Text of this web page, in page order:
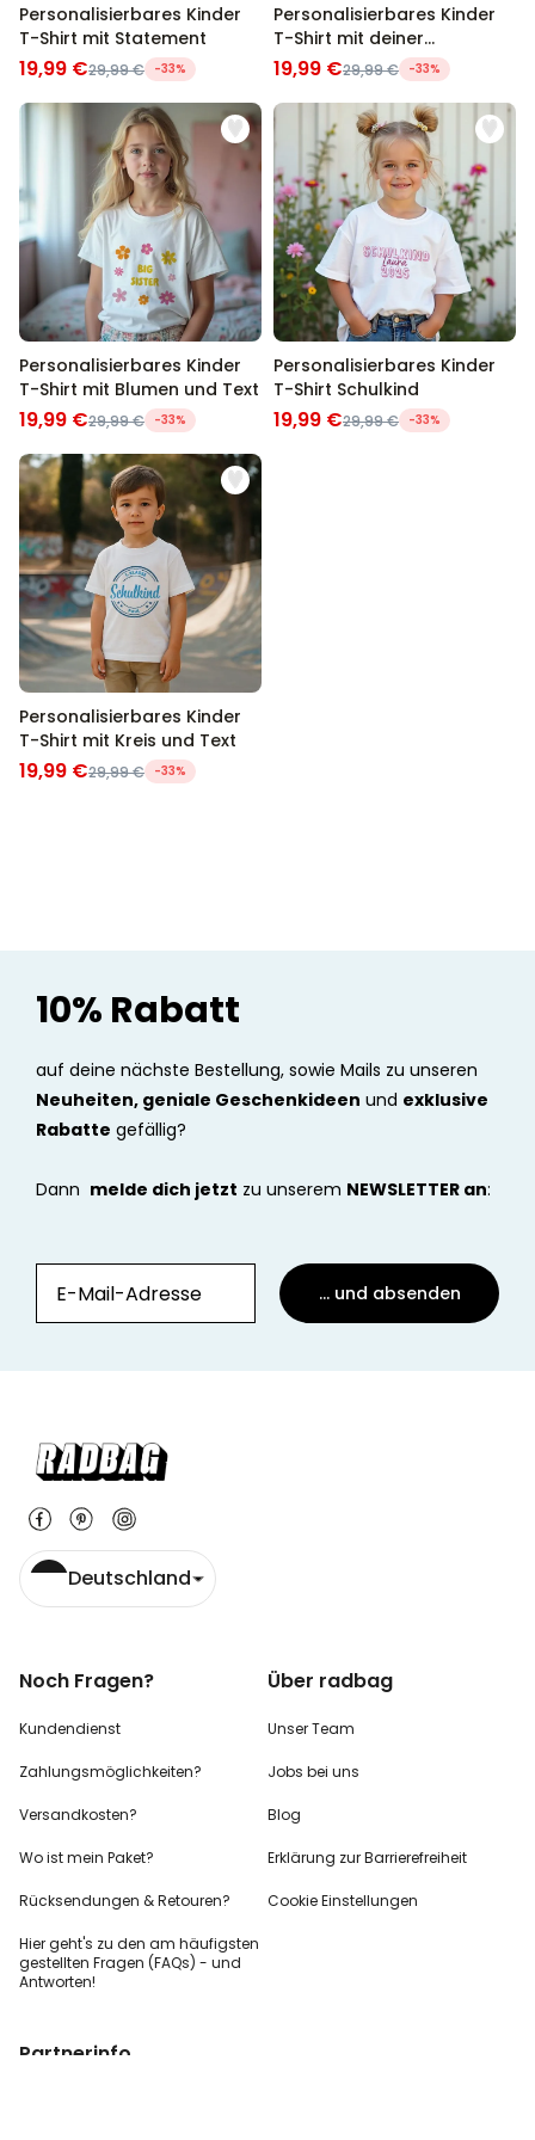
Personalisierbares Kinder
T-Shirt mit Statement
19,99 €29,99 € -33%
Personalisierbares Kinder
T-Shirt mit deiner
Zeichnung
19,99 €29,99 € -33%
Personalisierbares Kinder
T-Shirt mit Blumen und Text
19,99 €29,99 € -33%
Personalisierbares Kinder
T-Shirt Schulkind
19,99 €29,99 € -33%
Personalisierbares Kinder
T-Shirt mit Kreis und Text
19,99 €29,99 € -33%
10% Rabatt
auf deine nächste Bestellung, sowie Mails zu unseren
Neuheiten, geniale Geschenkideen und exklusive
Rabatte gefällig?
Dann melde dich jetzt zu unserem NEWSLETTER an:
... und absenden
Deutschland
Noch Fragen?
Kundendienst
Zahlungsmöglichkeiten?
Versandkosten?
Wo ist mein Paket?
Rücksendungen & Retouren?
Hier geht's zu den am häufigsten
gestellten Fragen (FAQs) - und
Antworten!
Über radbag
Unser Team
Jobs bei uns
Blog
Erklärung zur Barrierefreiheit
Cookie Einstellungen
Partnerinfo